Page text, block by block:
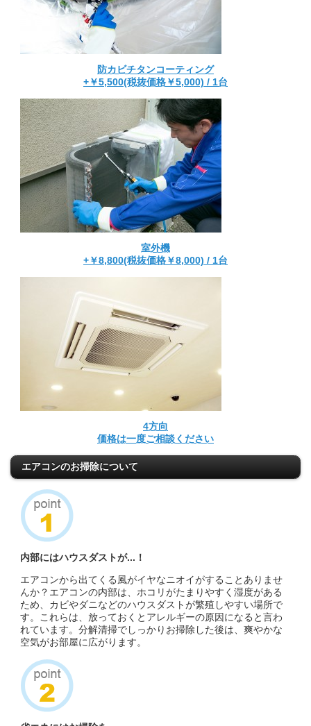
防カビチタンコーティング
+￥5,500(税抜価格￥5,000) / 1台
室外機
+￥8,800(税抜価格￥8,000) / 1台
4方向
価格は一度ご相談ください
エアコンのお掃除について
内部にはハウスダストが...！
エアコンから出てくる風がイヤなニオイがすることありませ
んか？エアコンの内部は、ホコリがたまりやすく湿度がある
ため、カビやダニなどのハウスダストが繁殖しやすい場所で
す。これらは、放っておくとアレルギーの原因になると言わ
れています。分解清掃でしっかりお掃除した後は、爽やかな
空気がお部屋に広がります。